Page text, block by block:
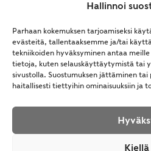
Hallinnoi
Parhaan kokemuksen tarjoamiseksi
evästeitä, tallentaaksemme ja/tai
tekniikoiden hyväksyminen antaa
tietoja, kuten selauskäyttäytymistä tai
sivustolla. Suostumuksen jättäminen
haitallisesti tiettyihin ominaisuuksiin ja
Kiellä
Tutustu ayurvedaan →
© Samhita | Ayurveda -